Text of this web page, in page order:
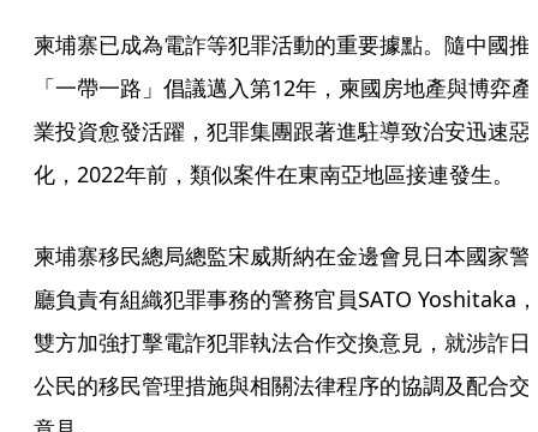
柬埔寨已成為電詐等犯罪活動的重要據點。隨中國推
「一帶一路」倡議邁入第12年，柬國房地產與博弈產
業投資愈發活躍，犯罪集團跟著進駐導致治安迅速惡
化，2022年前，類似案件在東南亞地區接連發生。
柬埔寨移民總局總監宋威斯納在金邊會見日本國家警
廳負責有組織犯罪事務的警務官員SATO Yoshitaka，
雙方加強打擊電詐犯罪執法合作交換意見，就涉詐日
公民的移民管理措施與相關法律程序的協調及配合交